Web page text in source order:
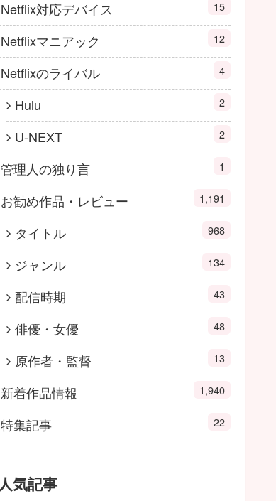
Netflix対応デバイス 15
Netflixマニアック 12
Netflixのライバル 4
Hulu 2
U-NEXT 2
管理人の独り言 1
お勧め作品・レビュー 1,191
タイトル 968
ジャンル 134
配信時期 43
俳優・女優 48
原作者・監督 13
新着作品情報 1,940
特集記事 22
人気記事